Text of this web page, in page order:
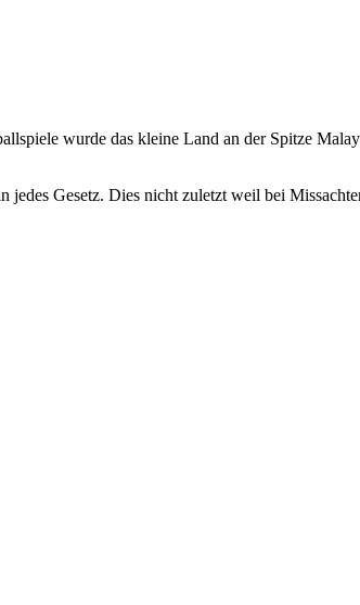
wurde das kleine Land an der Spitze
Gesetz. Dies nicht zuletzt weil bei